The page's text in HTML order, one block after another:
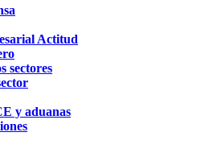
Actitud
sectores
y aduanas